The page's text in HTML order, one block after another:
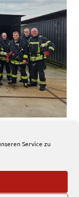
Service zu